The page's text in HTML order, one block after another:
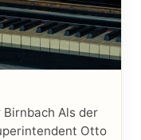
Als der
Otto